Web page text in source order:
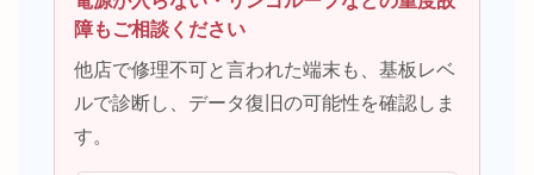
障もご相談ください
他店で修理不可と言われた端末も、基板レベ
ルで診断し、データ復旧の可能性を確認しま
す。